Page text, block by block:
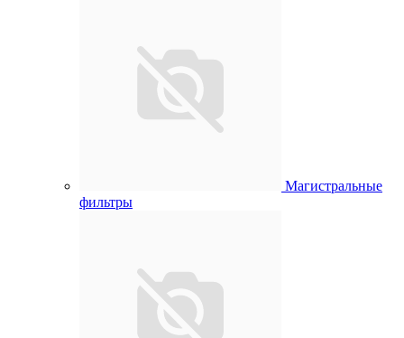
Магистральные
фильтры